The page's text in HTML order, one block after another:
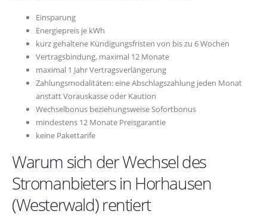
Einsparung
Energiepreis je kWh
kurz gehaltene Kündigungsfristen von bis zu 6 Wochen
Vertragsbindung, maximal 12 Monate
maximal 1 Jahr Vertragsverlängerung
Zahlungsmodalitäten: eine Abschlagszahlung jeden Monat
anstatt Vorauskasse oder Kaution
Wechselbonus beziehungsweise Sofortbonus
mindestens 12 Monate Preisgarantie
keine Pakettarife
Warum sich der Wechsel des
Stromanbieters in Horhausen
(Westerwald) rentiert